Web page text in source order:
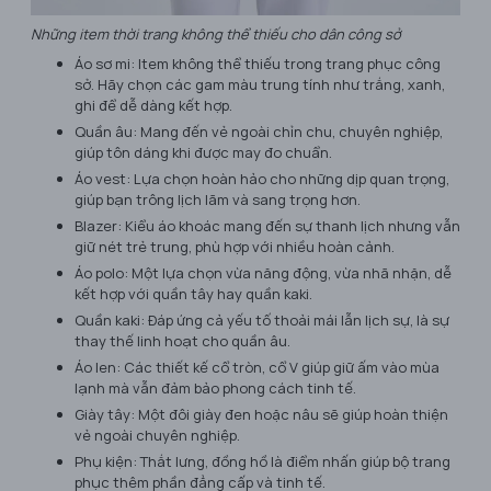
Những item thời trang không thể thiếu cho dân công sở
Áo sơ mi: Item không thể thiếu trong trang phục công
sở. Hãy chọn các gam màu trung tính như trắng, xanh,
ghi để dễ dàng kết hợp.
Quần âu: Mang đến vẻ ngoài chỉn chu, chuyên nghiệp,
giúp tôn dáng khi được may đo chuẩn.
Áo vest: Lựa chọn hoàn hảo cho những dịp quan trọng,
giúp bạn trông lịch lãm và sang trọng hơn.
Blazer: Kiểu áo khoác mang đến sự thanh lịch nhưng vẫn
giữ nét trẻ trung, phù hợp với nhiều hoàn cảnh.
Áo polo: Một lựa chọn vừa năng động, vừa nhã nhặn, dễ
kết hợp với quần tây hay quần kaki.
Quần kaki: Đáp ứng cả yếu tố thoải mái lẫn lịch sự, là sự
thay thế linh hoạt cho quần âu.
Áo len: Các thiết kế cổ tròn, cổ V giúp giữ ấm vào mùa
lạnh mà vẫn đảm bảo phong cách tinh tế.
Giày tây: Một đôi giày đen hoặc nâu sẽ giúp hoàn thiện
vẻ ngoài chuyên nghiệp.
Phụ kiện: Thắt lưng, đồng hồ là điểm nhấn giúp bộ trang
phục thêm phần đẳng cấp và tinh tế.